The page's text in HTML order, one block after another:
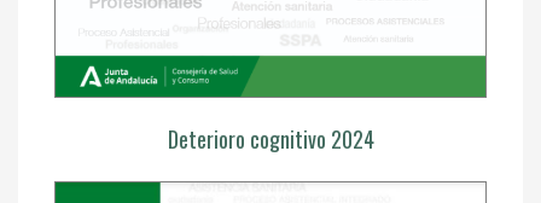
Deterioro cognitivo 2024